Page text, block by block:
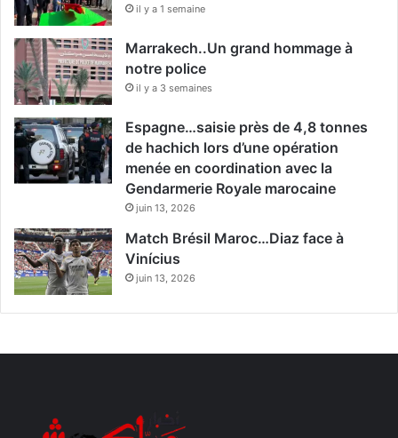
il y a 1 semaine
Marrakech..Un grand hommage à
notre police
il y a 3 semaines
Espagne…saisie près de 4,8 tonnes
de hachich lors d’une opération
menée en coordination avec la
Gendarmerie Royale marocaine
juin 13, 2026
Match Brésil Maroc…Diaz face à
Vinícius
juin 13, 2026